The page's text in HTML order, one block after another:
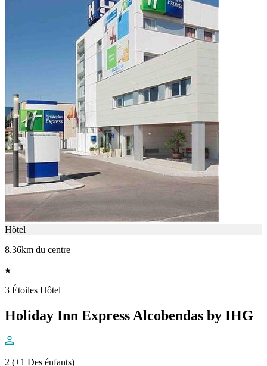
Hôtel
8.36km du centre
3 Étoiles Hôtel
Holiday Inn Express Alcobendas by IHG
2 (+1 Des énfants)